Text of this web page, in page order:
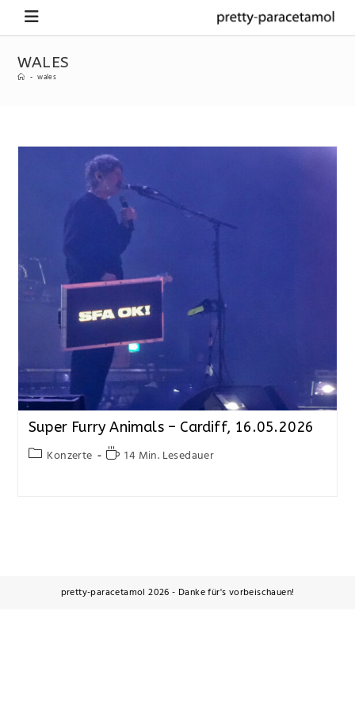
WALES
- wales
Super Furry Animals – Cardiff, 16.05.2026
Konzerte 14 Min. Lesedauer
pretty-paracetamol 2026 - Danke für's vorbeischauen!